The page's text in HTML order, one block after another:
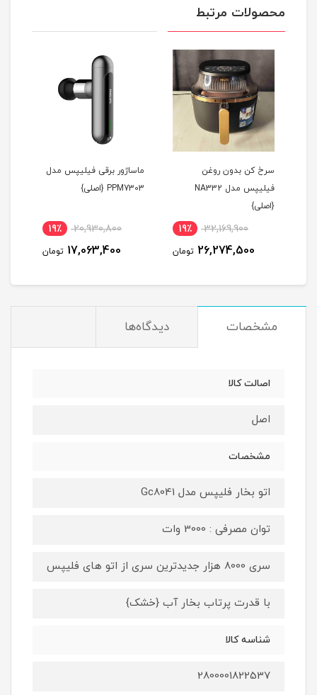
محصولات مرتبط
سرخ کن بدون روغن
فیلیپس مدل NA332
{اصلی}
32,169,900 19٪
26,274,500 تومان
ماساژور برقی فیلیپس مدل
PPM7303 {اصلی}
20,930,800 19٪
17,063,400 تومان
مشخصات دیدگاه‌ها
اصالت کالا
اصل
مشخصات
اتو بخار فلیپس مدل Gc8041
توان مصرفی : 3000 وات
سری 8000 هزار جدیدترین سری از اتو های فلیپس
با قدرت پرتاب بخار آب {خشک}
شناسه کالا
2800001822537